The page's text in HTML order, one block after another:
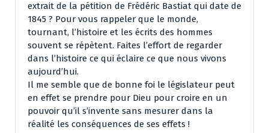
extrait de la pétition de Frédéric Bastiat qui date de
1845 ? Pour vous rappeler que le monde,
tournant, l’histoire et les écrits des hommes
souvent se répètent. Faites l’effort de regarder
dans l’histoire ce qui éclaire ce que nous vivons
aujourd’hui.
Il me semble que de bonne foi le législateur peut
en effet se prendre pour Dieu pour croire en un
pouvoir qu’il s’invente sans mesurer dans la
réalité les conséquences de ses effets !